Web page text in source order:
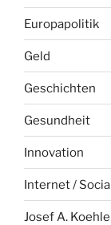
Europapolitik
Geld
Geschichten
Gesundheit
Innovation
Internet /
Josef A.